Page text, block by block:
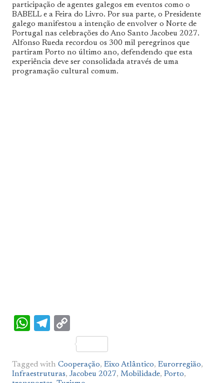
participação de agentes galegos em eventos como o
BABELL e a Feira do Livro. Por sua parte, o Presidente
galego manifestou a intenção de envolver o Norte de
Portugal nas celebrações do Ano Santo Jacobeu 2027.
Alfonso Rueda recordou os 300 mil peregrinos que
partiram Porto no último ano, defendendo que esta
experiência deve ser consolidada através de uma
programação cultural comum.
WhatsApp
Telegram
Link
Tagged with Cooperação, Eixo Atlântico, Eurorregião,
Infraestruturas, Jacobeu 2027, Mobilidade, Porto,